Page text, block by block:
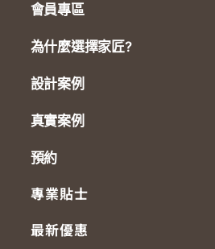
會員專區
為什麼選擇家匠?
設計案例
真實案例
預約
專業貼士
最新優惠